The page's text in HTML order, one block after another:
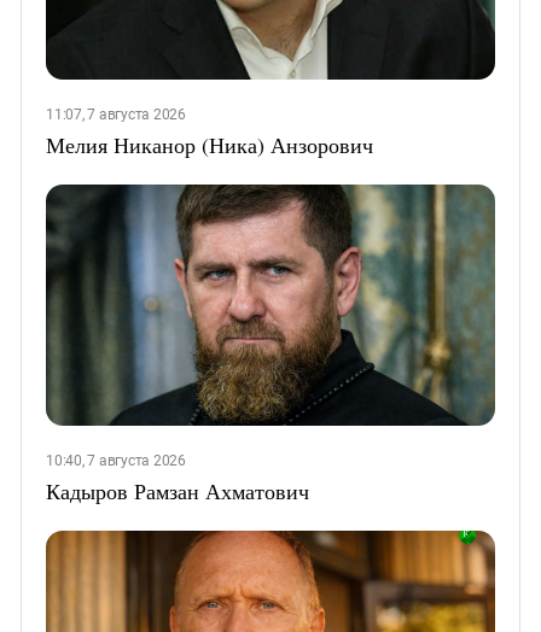
11:07, 7 августа 2026
Мелия Никанор (Ника) Анзорович
10:40, 7 августа 2026
Кадыров Рамзан Ахматович